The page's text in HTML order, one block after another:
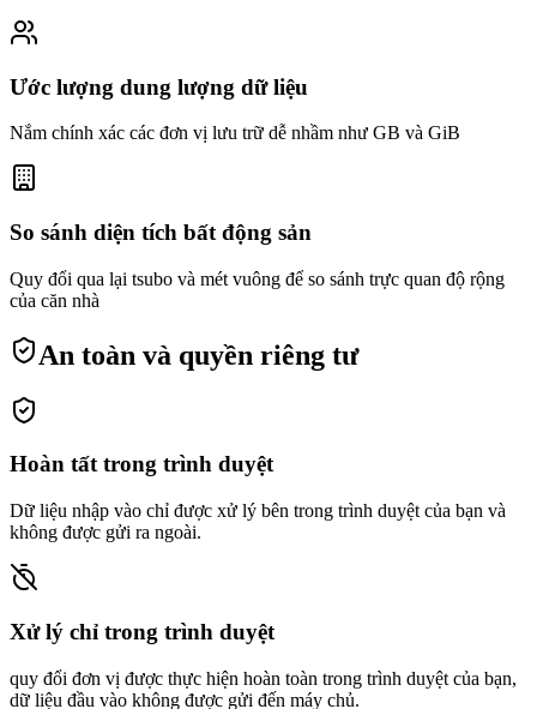
Ước lượng dung lượng dữ liệu
Nắm chính xác các đơn vị lưu trữ dễ nhầm như GB và GiB
So sánh diện tích bất động sản
Quy đổi qua lại tsubo và mét vuông để so sánh trực quan độ rộng
của căn nhà
An toàn và quyền riêng tư
Hoàn tất trong trình duyệt
Dữ liệu nhập vào chỉ được xử lý bên trong trình duyệt của bạn và
không được gửi ra ngoài.
Xử lý chỉ trong trình duyệt
quy đổi đơn vị được thực hiện hoàn toàn trong trình duyệt của bạn,
dữ liệu đầu vào không được gửi đến máy chủ.